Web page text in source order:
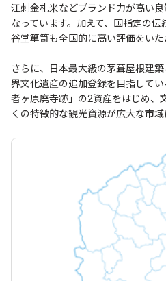
江刺金札米などブランド力が高い
なっています。加えて、国指定の
谷堂箪笥も全国的に高い評価をいた
さらに、日本最大級の茅葺屋根建
界文化遺産の追加登録を目指して
者ヶ原廃寺跡」の2資産をはじめ、
くの特徴的な観光資源が広大な市域